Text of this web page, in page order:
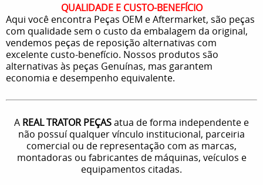
QUALIDADE E CUSTO-BENEFÍCIO
Aqui você encontra Peças OEM e Aftermarket, são peças
com qualidade sem o custo da embalagem da original,
vendemos peças de reposição alternativas com
excelente custo-benefício. Nossos produtos são
alternativas às peças Genuínas, mas garantem
economia e desempenho equivalente.
A REAL TRATOR PEÇASatua de forma independente e
não possuí qualquer vínculo institucional, parceiria
comercial ou de representação com as marcas,
montadoras ou fabricantes de máquinas, veículos e
equipamentos citadas.